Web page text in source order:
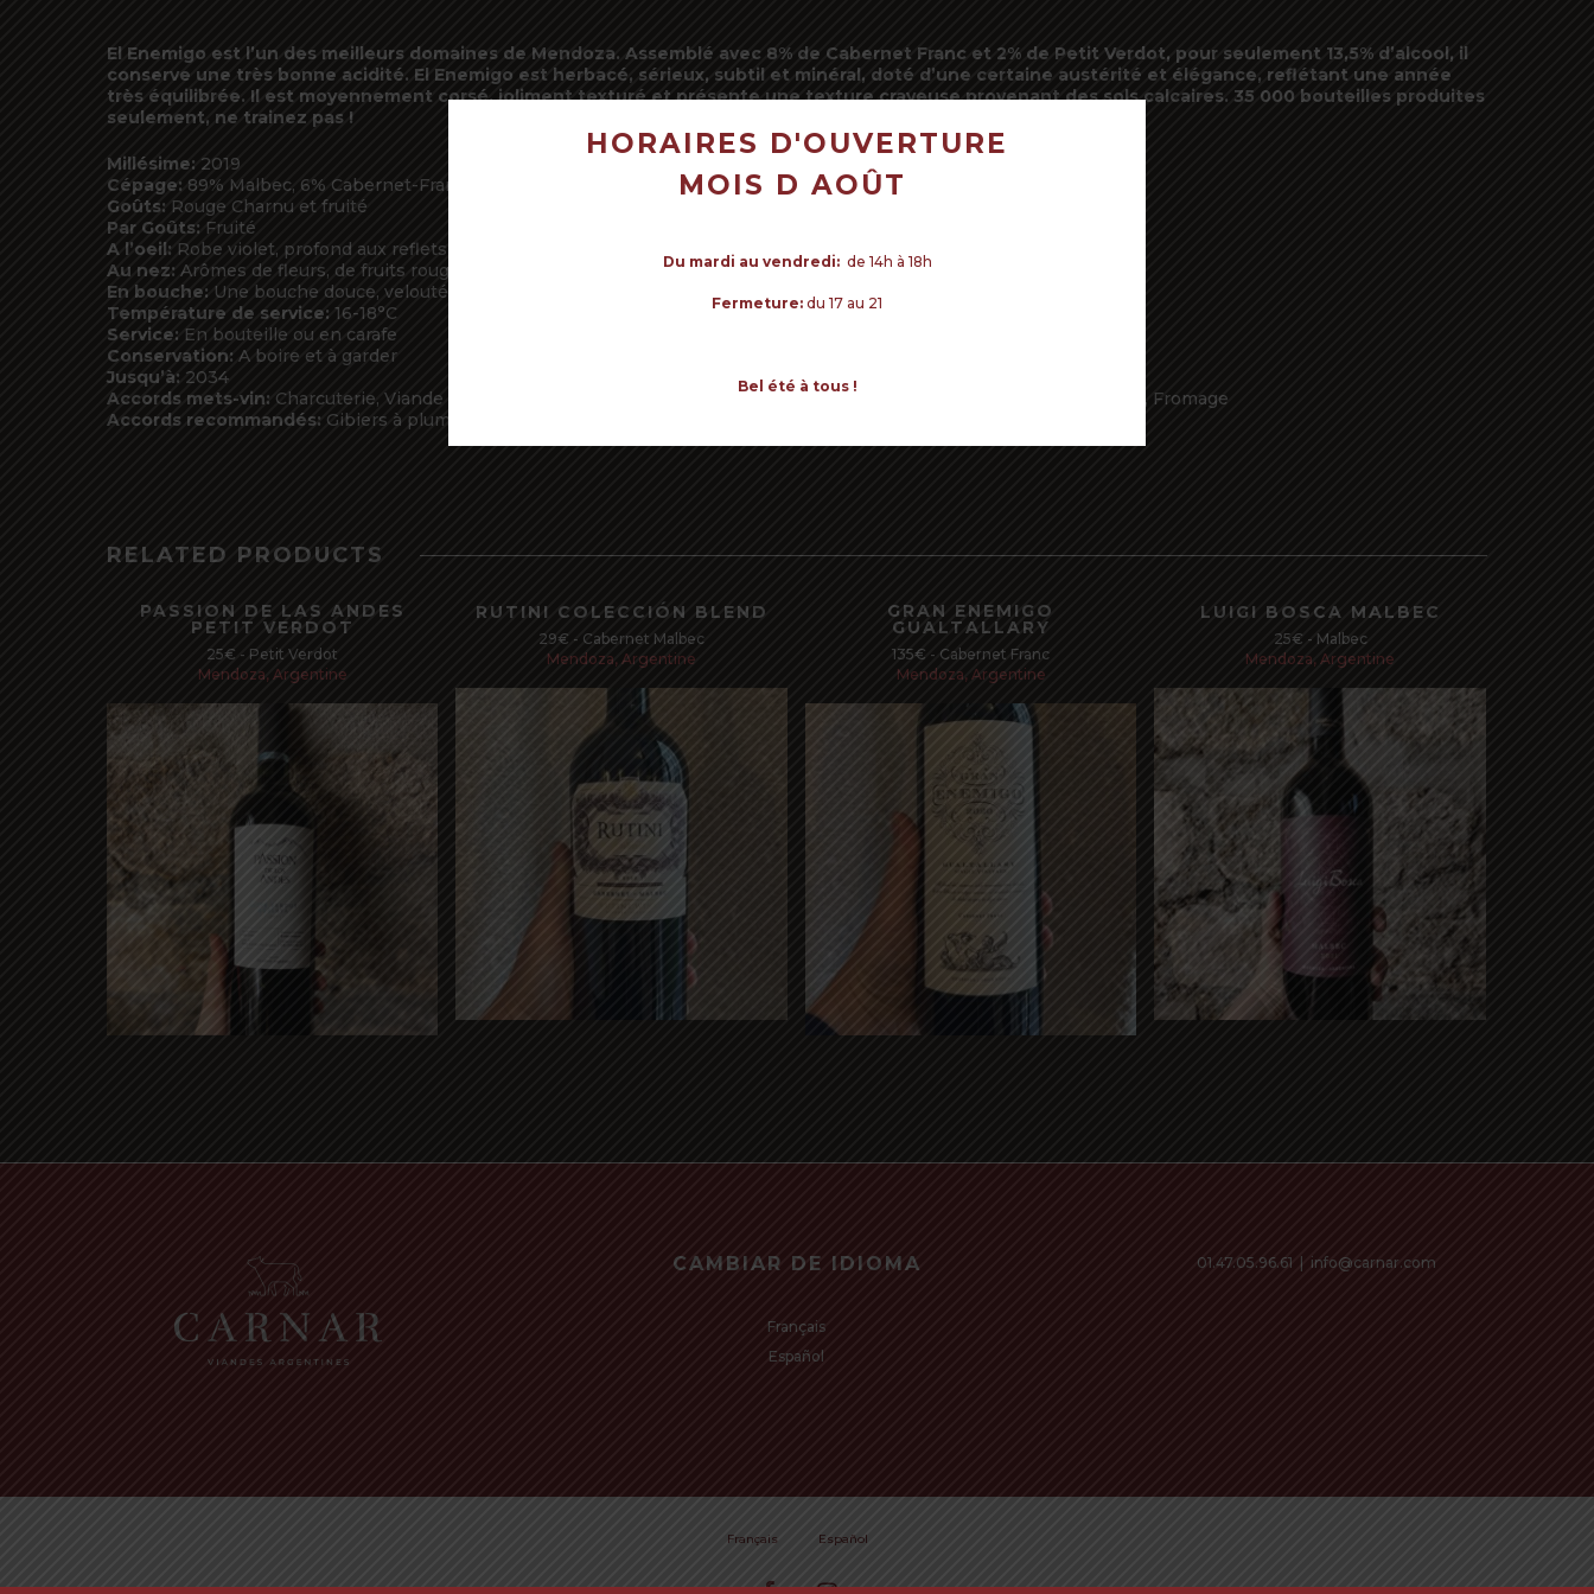
El Enemigo est l’un des meilleurs domaines de Mendoza. Assemblé avec 8% de Cabernet Franc et 2% de Petit Verdot, pour seulement 13,5% d’alcool, il
conserve une très bonne acidité. El Enemigo est herbacé, sérieux, subtil et minéral, doté d’une certaine austérité et élégance, reflétant une année
très équilibrée. Il est moyennement corsé, joliment texturé et présente une texture crayeuse provenant des sols calcaires. 35 000 bouteilles produites
seulement, ne trainez pas !
Millésime: 2019
Cépage: 89% Malbec, 6% Cabernet-Franc, 5% Petit-verdot
Goûts: Rouge Charnu et fruité
Par Goûts: Fruité
A l’oeil: Robe violet, profond aux reflets rubis.
Au nez: Arômes de fleurs, de fruits rouges mûrs, notes épicés, vanillé.
En bouche: Une bouche douce, veloutée, charnue, équilibrée et tanins marqués.
Température de service: 16-18°C
Service: En bouteille ou en carafe
Conservation: A boire et à garder
Jusqu’à: 2034
Accords mets-vin: Charcuterie, Viande rouge, Viande blanche, Volaille, Gibier, Champignon, Barbecue, Cuisine du monde, Fromage
Accords recommandés: Gibiers à plumes, poulet rôti, risotto au chorizo
RELATED PRODUCTS
PASSION DE LAS ANDES
PETIT VERDOT
25€ - Petit Verdot
Mendoza, Argentine
RUTINI COLECCIÓN BLEND
29€ - Cabernet Malbec
Mendoza, Argentine
GRAN ENEMIGO
GUALTALLARY
135€ - Cabernet Franc
Mendoza, Argentine
LUIGI BOSCA MALBEC
25€ - Malbec
Mendoza, Argentine
CAMBIAR DE IDIOMA
Français
Español
01.47.05.96.61 info@carnar.com
Français Español
HORAIRES D'OUVERTURE
MOIS D AOÛT
Du mardi au vendredi: de 14h à 18h
Fermeture: du 17 au 21
Bel été à tous !